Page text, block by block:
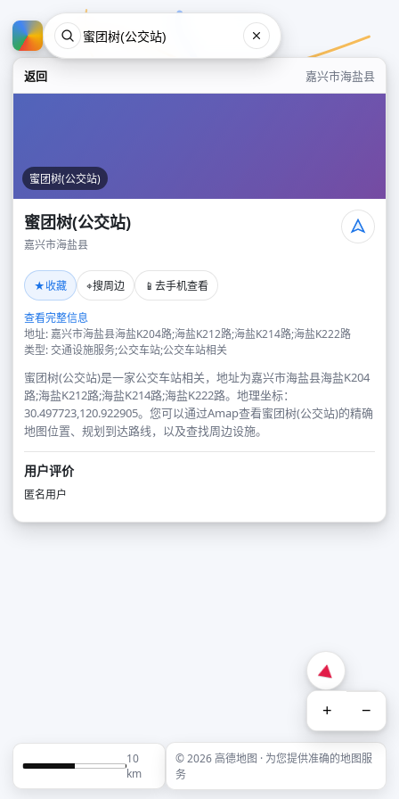
返回 嘉兴市海盐县
蜜团树(公交站)
蜜团树(公交站)
嘉兴市海盐县
★收藏 ⌖搜周边 📱 去手机查看
查看完整信息
地址: 嘉兴市海盐县海盐K204路;海盐K212路;海盐K214路;海盐K222路
类型: 交通设施服务;公交车站;公交车站相关
蜜团树(公交站)是一家公交车站相关，地址为嘉兴市海盐县海盐K204
路;海盐K212路;海盐K214路;海盐K222路。地理坐标：
30.497723,120.922905。您可以通过Amap查看蜜团树(公交站)的精确
地图位置、规划到达路线，以及查找周边设施。
用户评价
匿名用户
+ −
10
km
© 2026 高德地图 · 为您提供准确的地图服
务